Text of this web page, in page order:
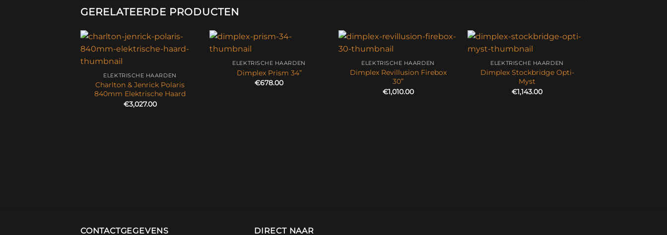
GERELATEERDE PRODUCTEN
ELEKTRISCHE HAARDEN
Charlton & Jenrick Polaris
840mm Elektrische Haard
€3,027.00
ELEKTRISCHE HAARDEN
Dimplex Prism 34”
€678.00
ELEKTRISCHE HAARDEN
Dimplex Revillusion Firebox
30”
€1,010.00
ELEKTRISCHE HAARDEN
Dimplex Stockbridge Opti-
Myst
€1,143.00
CONTACTGEGEVENS DIRECT NAAR